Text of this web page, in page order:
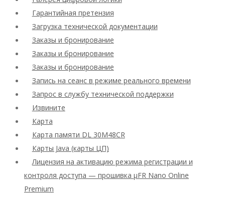
Гарантийная претензия
Загрузка технической документации
Заказы и бронирование
Заказы и бронирование
Заказы и бронирование
Запись на сеанс в режиме реального времени
Запрос в службу технической поддержки
Извините
Карта
Карта памяти DL 30M48CR
Карты Java (карты ЦП)
Лицензия на активацию режима регистрации и
контроля доступа — прошивка μFR Nano Online
Premium